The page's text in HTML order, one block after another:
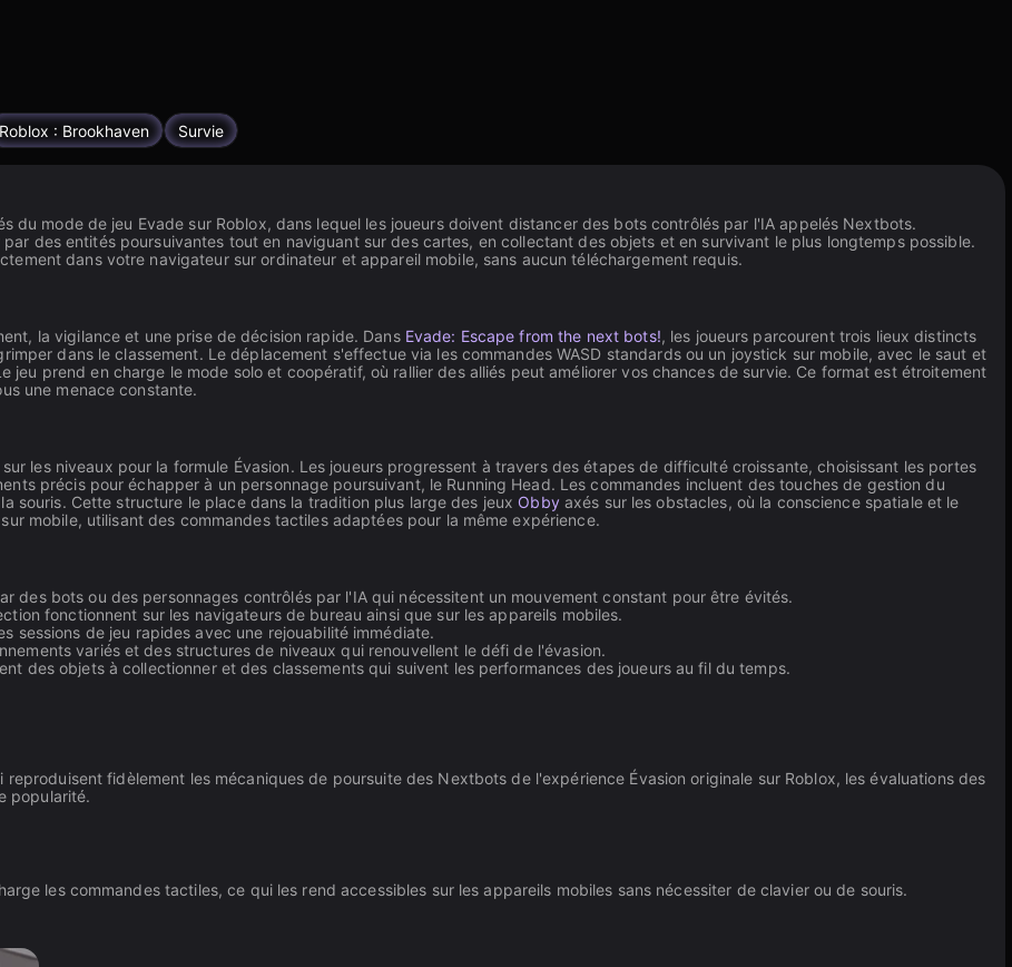
Roblox : Brookhaven Survie
du mode de jeu Evade sur Roblox, dans lequel les joueurs doivent distancer des bots contrôlés par l'IA appelés Nextbots.
des entités poursuivantes tout en naviguant sur des cartes, en collectant des objets et en survivant le plus longtemps possible.
dans votre navigateur sur ordinateur et appareil mobile, sans aucun téléchargement requis.
la vigilance et une prise de décision rapide. Dans Evade: Escape from the next bots!, les joueurs parcourent trois lieux distincts
dans le classement. Le déplacement s'effectue via les commandes WASD standards ou un joystick sur mobile, avec le saut et
jeu prend en charge le mode solo et coopératif, où rallier des alliés peut améliorer vos chances de survie. Ce format est étroitement
une menace constante.
les niveaux pour la formule Évasion. Les joueurs progressent à travers des étapes de difficulté croissante, choisissant les portes
précis pour échapper à un personnage poursuivant, le Running Head. Les commandes incluent des touches de gestion du
souris. Cette structure le place dans la tradition plus large des jeux Obbyaxés sur les obstacles, où la conscience spatiale et le
mobile, utilisant des commandes tactiles adaptées pour la même expérience.
des bots ou des personnages contrôlés par l'IA qui nécessitent un mouvement constant pour être évités.
fonctionnent sur les navigateurs de bureau ainsi que sur les appareils mobiles.
sessions de jeu rapides avec une rejouabilité immédiate.
variés et des structures de niveaux qui renouvellent le défi de l'évasion.
des objets à collectionner et des classements qui suivent les performances des joueurs au fil du temps.
fidèlement les mécaniques de poursuite des Nextbots de l'expérience Évasion originale sur Roblox, les évaluations des
popularité.
les commandes tactiles, ce qui les rend accessibles sur les appareils mobiles sans nécessiter de clavier ou de souris.